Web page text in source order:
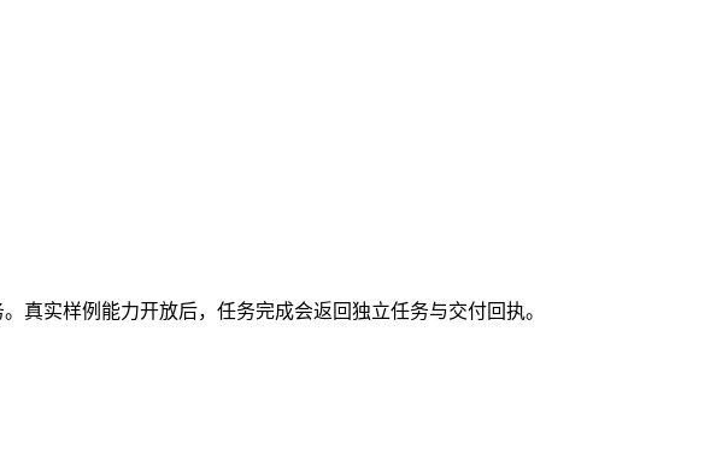
真实样例能力开放后，任务完成会返回独立任务与交付回执。